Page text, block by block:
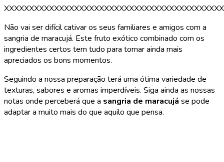
Não vai ser difícil cativar os seus familiares e amigos com a
sangria de maracujá. Este fruto exótico combinado com os
ingredientes certos tem tudo para tornar ainda mais
apreciados os bons momentos.
Seguindo a nossa preparação terá uma ótima variedade de
texturas, sabores e aromas imperdíveis. Siga ainda as nossas
notas onde perceberá que a sangria de maracujá se pode
adaptar a muito mais do que aquilo que pensa.